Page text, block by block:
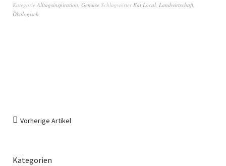
Kategorie Alltagsinspiration, Gemüse SchlagwörterEat Local, Landwirtschaft,
Ökologisch
Vorherige Artikel
Kategorien